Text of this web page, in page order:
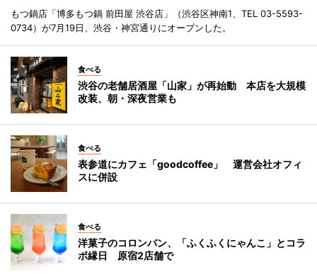
もつ鍋店「博多もつ鍋 前田屋 渋谷店」（渋谷区神南1、TEL 03-5593-
0734）が7月19日、渋谷・神宮通りにオープンした。
食べる
渋谷の老舗居酒屋「山家」が再始動 本店を大規模
改装、朝・深夜営業も
食べる
表参道にカフェ「goodcoffee」 運営会社オフィ
スに併設
食べる
洋菓子のコロンバン、「ふくふくにゃんこ」とコラ
ボ縁日 原宿2店舗で